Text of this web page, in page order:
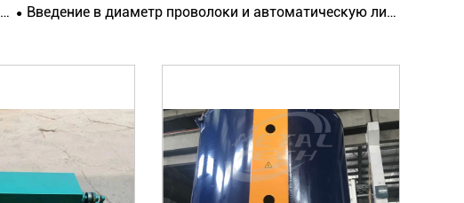
Введение в диаметр проволоки и автоматическую линию производства для габионных проволочных сеток.